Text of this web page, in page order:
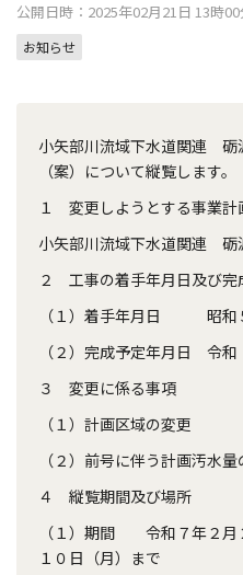
公開日時：2025年02月21日 13時
お知らせ
小矢部川流域下水道関連 砺
（案）について縦覧します。
１ 変更しようとする事業計
小矢部川流域下水道関連 砺
２ 工事の着手年月日及び完
（１）着手年月日 昭和
（２）完成予定年月日 令
３ 変更に係る事項
（１）計画区域の変更
（２）前号に伴う計画汚水
４ 縦覧期間及び場所
（１）期間 令和７年２月
１０日（月）まで